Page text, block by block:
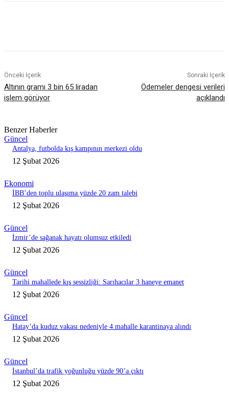
Önceki İçerik
Altının gramı 3 bin 65 liradan
işlem görüyor
Sonraki İçerik
Ödemeler dengesi verileri
açıklandı
Benzer Haberler
Güncel
Antalya, futbolda kış kampının merkezi oldu
12 Şubat 2026
Ekonomi
İBB’den toplu ulaşıma yüzde 20 zam talebi
12 Şubat 2026
Güncel
İzmir’de sağanak hayatı olumsuz etkiledi
12 Şubat 2026
Güncel
Tarihi mahallede kış sessizliği: Sarıhacılar 3 haneye emanet
12 Şubat 2026
Güncel
Hatay’da kuduz vakası nedeniyle 4 mahalle karantinaya alındı
12 Şubat 2026
Güncel
İstanbul’da trafik yoğunluğu yüzde 90’a çıktı
12 Şubat 2026